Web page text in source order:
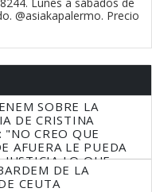
@asiakapalermo. Precio
SOBRE LA
DE CRISTINA
"NO CREO QUE
AFUERA LE PUEDA
JUSTICIA LO QUE
DE LA
CEUTA